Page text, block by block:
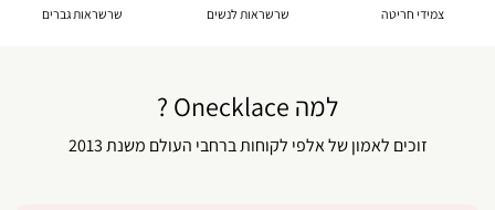
צמידי חריטה שרשראות לנשים שרשראות גברים
למה Onecklace ?
זוכים לאמון של אלפי לקוחות ברחבי העולם משנת 2013